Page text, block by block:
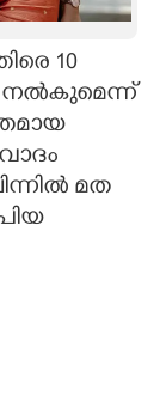
10
നൽകുമെന്ന്
മത